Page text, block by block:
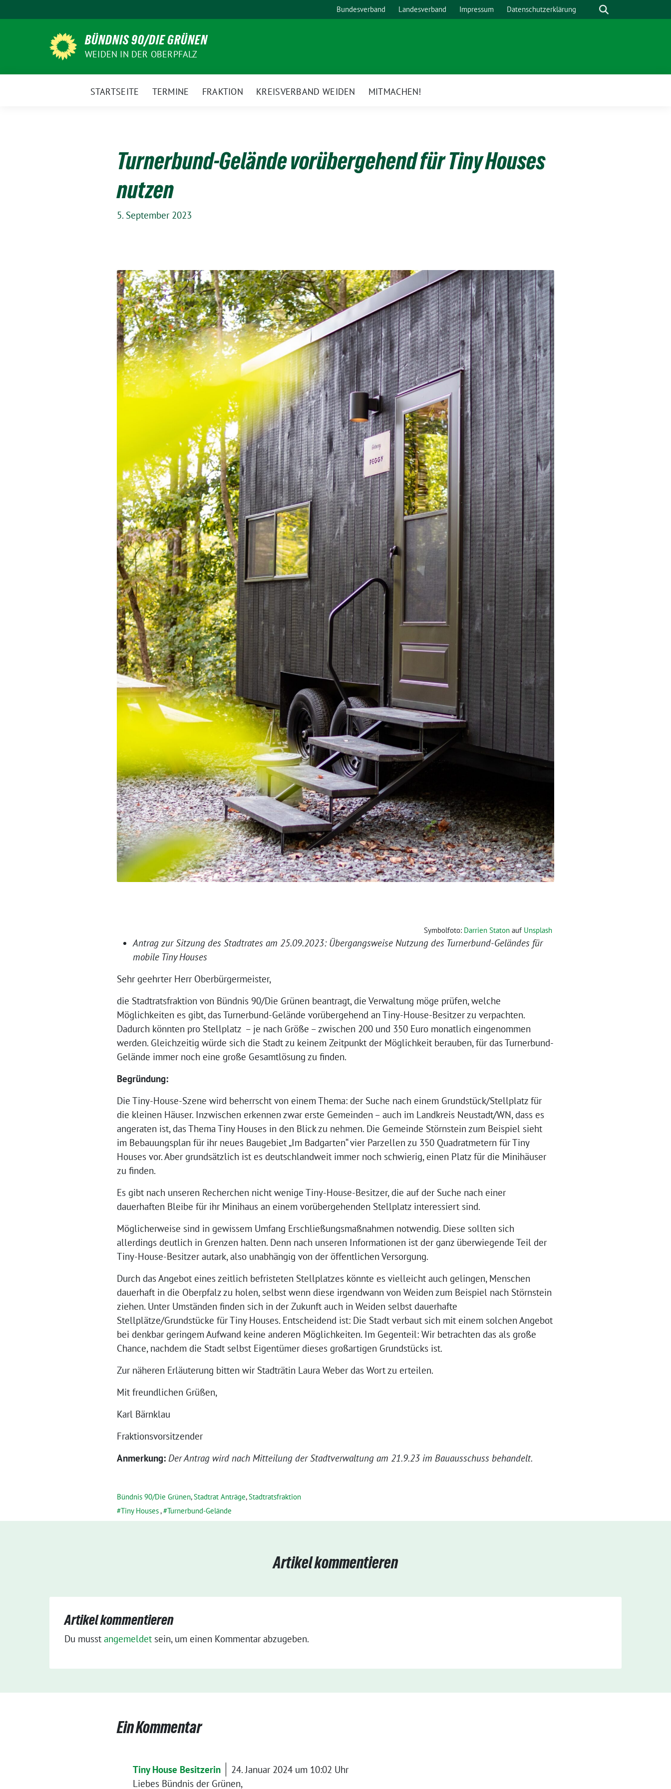
zum
Bundesverband Landesverband Impressum Datenschutzerklärung Suche
BÜNDNIS 90/DIE GRÜNEN
WEIDEN IN DER OBERPFALZ
STARTSEITE TERMINE FRAKTION KREISVERBAND WEIDEN MITMACHEN!
Turnerbund-Gelände vorübergehend für Tiny Houses
nutzen
5. September 2023
Symbolfoto: Darrien Statonauf Unsplash
Antrag zur Sitzung des Stadtrates am 25.09.2023: Übergangsweise Nutzung des Turnerbund-Geländes für
mobile Tiny Houses
Sehr geehrter Herr Oberbürgermeister,
die Stadtratsfraktion von Bündnis 90/Die Grünen beantragt, die Verwaltung möge prüfen, welche
Möglichkeiten es gibt, das Turnerbund-Gelände vorübergehend an Tiny-House-Besitzer zu verpachten.
Dadurch könnten pro Stellplatz – je nach Größe – zwischen 200 und 350 Euro monatlich eingenommen
werden. Gleichzeitig würde sich die Stadt zu keinem Zeitpunkt der Möglichkeit berauben, für das Turnerbund-
Gelände immer noch eine große Gesamtlösung zu finden.
Begründung:
Die Tiny-House-Szene wird beherrscht von einem Thema: der Suche nach einem Grundstück/Stellplatz für
die kleinen Häuser. Inzwischen erkennen zwar erste Gemeinden – auch im Landkreis Neustadt/WN, dass es
angeraten ist, das Thema Tiny Houses in den Blick zu nehmen. Die Gemeinde Störnstein zum Beispiel sieht
im Bebauungsplan für ihr neues Baugebiet „Im Badgarten“ vier Parzellen zu 350 Quadratmetern für Tiny
Houses vor. Aber grundsätzlich ist es deutschlandweit immer noch schwierig, einen Platz für die Minihäuser
zu finden.
Es gibt nach unseren Recherchen nicht wenige Tiny-House-Besitzer, die auf der Suche nach einer
dauerhaften Bleibe für ihr Minihaus an einem vorübergehenden Stellplatz interessiert sind.
Möglicherweise sind in gewissem Umfang Erschließungsmaßnahmen notwendig. Diese sollten sich
allerdings deutlich in Grenzen halten. Denn nach unseren Informationen ist der ganz überwiegende Teil der
Tiny-House-Besitzer autark, also unabhängig von der öffentlichen Versorgung.
Durch das Angebot eines zeitlich befristeten Stellplatzes könnte es vielleicht auch gelingen, Menschen
dauerhaft in die Oberpfalz zu holen, selbst wenn diese irgendwann von Weiden zum Beispiel nach Störnstein
ziehen. Unter Umständen finden sich in der Zukunft auch in Weiden selbst dauerhafte
Stellplätze/Grundstücke für Tiny Houses. Entscheidend ist: Die Stadt verbaut sich mit einem solchen Angebot
bei denkbar geringem Aufwand keine anderen Möglichkeiten. Im Gegenteil: Wir betrachten das als große
Chance, nachdem die Stadt selbst Eigentümer dieses großartigen Grundstücks ist.
Zur näheren Erläuterung bitten wir Stadträtin Laura Weber das Wort zu erteilen.
Mit freundlichen Grüßen,
Karl Bärnklau
Fraktionsvorsitzender
Anmerkung: Der Antrag wird nach Mitteilung der Stadtverwaltung am 21.9.23 im Bauausschuss behandelt.
Bündnis 90/Die Grünen,Stadtrat Anträge,Stadtratsfraktion
Tiny Houses, Turnerbund-Gelände
Artikel kommentieren
Artikel kommentieren
Du musst angemeldet sein, um einen Kommentar abzugeben.
Ein Kommentar
Tiny House Besitzerin
24. Januar 2024 um 10:02 Uhr
Liebes Bündnis der Grünen,